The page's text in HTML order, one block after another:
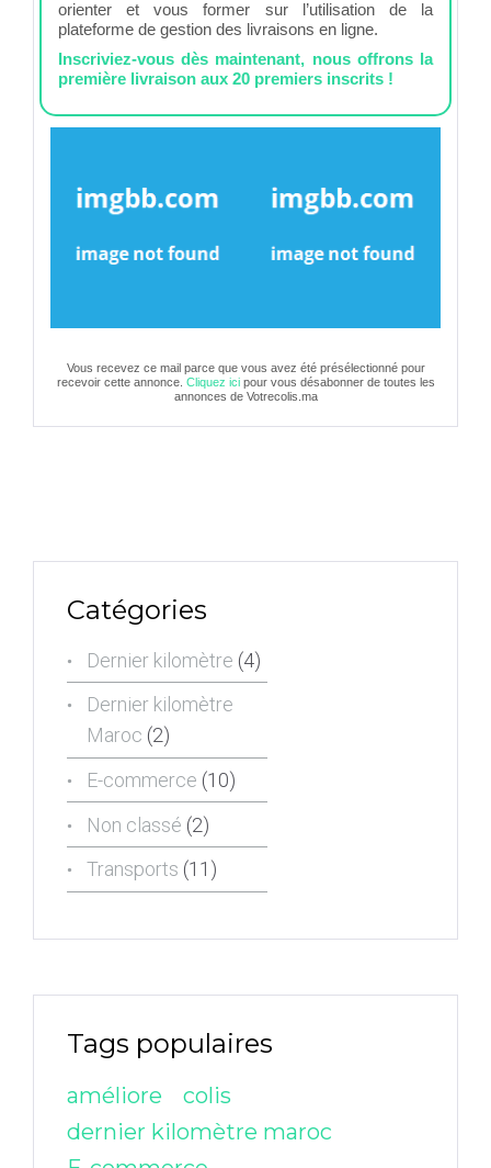
orienter et vous former sur l’utilisation de la
plateforme de gestion des livraisons en ligne.
Inscriviez-vous dès maintenant, nous offrons la
première livraison aux 20 premiers inscrits !
Vous recevez ce mail parce que vous avez été présélectionné pour
recevoir cette annonce. Cliquez ici pour vous désabonner de toutes les
annonces de Votrecolis.ma
Catégories
Dernier kilomètre (4)
Dernier kilomètre
Maroc (2)
E-commerce (10)
Non classé (2)
Transports (11)
Tags populaires
améliore
colis
dernier kilomètre maroc